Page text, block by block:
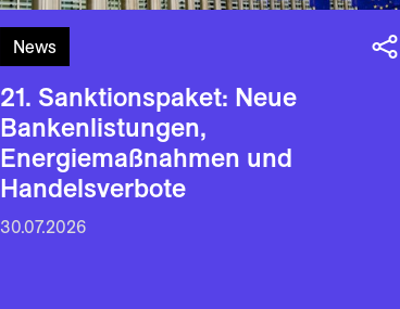
News
21. Sanktionspaket: Neue
Bankenlistungen,
Energiemaßnahmen und
Handelsverbote
30.07.2026